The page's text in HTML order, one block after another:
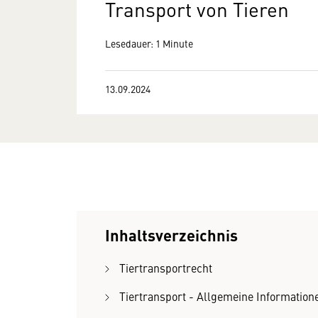
Transport von Tieren
Lesedauer: 1 Minute
13.09.2024
Inhaltsverzeichnis
Tiertransportrecht
Tiertransport - Allgemeine